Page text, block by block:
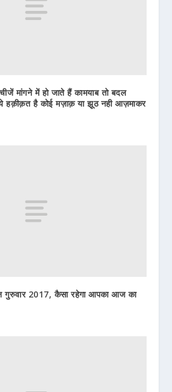
मांगने में हो जाते हैं कामयाब तो बदल
हक़ीक़त है कोई मज़ाक़ या झूठ नही आज़माकर
गुरुवार 2017, कैसा रहेगा आपका आज का